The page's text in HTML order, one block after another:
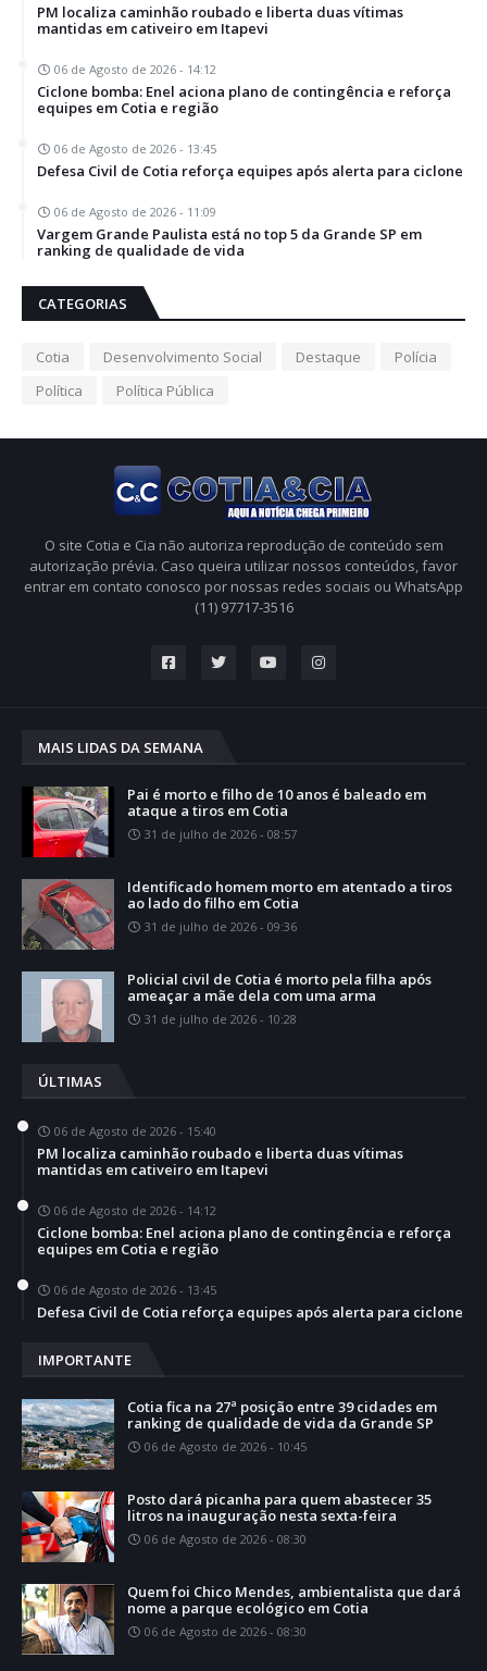
PM localiza caminhão roubado e liberta duas vítimas
mantidas em cativeiro em Itapevi
06 de Agosto de 2026 - 14:12
Ciclone bomba: Enel aciona plano de contingência e reforça
equipes em Cotia e região
06 de Agosto de 2026 - 13:45
Defesa Civil de Cotia reforça equipes após alerta para ciclone
06 de Agosto de 2026 - 11:09
Vargem Grande Paulista está no top 5 da Grande SP em
ranking de qualidade de vida
CATEGORIAS
Cotia Desenvolvimento Social Destaque
Polícia
Política
Política Pública
O site Cotia e Cia não autoriza reprodução de conteúdo sem
autorização prévia. Caso queira utilizar nossos conteúdos, favor
entrar em contato conosco por nossas redes sociais ou WhatsApp
(11) 97717-3516
MAIS LIDAS DA SEMANA
Pai é morto e filho de 10 anos é baleado em
ataque a tiros em Cotia
31 de julho de 2026 - 08:57
Identificado homem morto em atentado a tiros
ao lado do filho em Cotia
31 de julho de 2026 - 09:36
Policial civil de Cotia é morto pela filha após
ameaçar a mãe dela com uma arma
31 de julho de 2026 - 10:28
ÚLTIMAS
06 de Agosto de 2026 - 15:40
PM localiza caminhão roubado e liberta duas vítimas
mantidas em cativeiro em Itapevi
06 de Agosto de 2026 - 14:12
Ciclone bomba: Enel aciona plano de contingência e reforça
equipes em Cotia e região
06 de Agosto de 2026 - 13:45
Defesa Civil de Cotia reforça equipes após alerta para ciclone
IMPORTANTE
Cotia fica na 27ª posição entre 39 cidades em
ranking de qualidade de vida da Grande SP
06 de Agosto de 2026 - 10:45
Posto dará picanha para quem abastecer 35
litros na inauguração nesta sexta-feira
06 de Agosto de 2026 - 08:30
Quem foi Chico Mendes, ambientalista que dará
nome a parque ecológico em Cotia
06 de Agosto de 2026 - 08:30